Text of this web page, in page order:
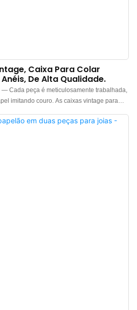
Caixa Para Colar
De Alta Qualidade.
Cada peça é meticulosamente trabalhada,
imitando couro. As caixas vintage para
nas superfícies internas, garantindo
exibir diversas joias. Caixas de anéis